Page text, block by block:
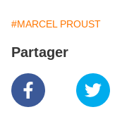
#MARCEL PROUST
Partager